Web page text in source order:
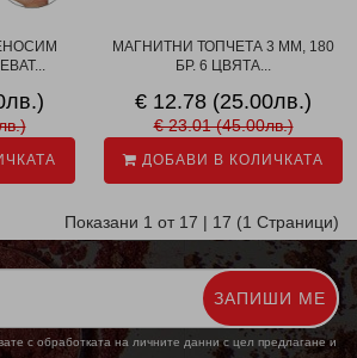
МАГНИТНИ ТОПЧЕТА 3 ММ, 180
БР. 6 ЦВЯТА...
€ 12.78 (25.00лв.)
€ 23.01 (45.00лв.)
ДОБАВИ В КОЛИЧКАТА
Показани 1 от 17 | 17 (1 Страници)
ЗАПИШИ МЕ
с обработката на личните данни с цел предлагане и